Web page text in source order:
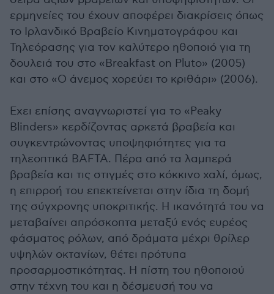
ερμηνείες του έχουν αποφέρει διακρίσεις όπως
το Ιρλανδικό Βραβείο Κινηματογράφου και
Τηλεόρασης για τον καλύτερο ηθοποιό για τη
δουλειά του στο «Breakfast on Pluto» (2005)
και στο «Ο άνεμος χορεύει το κριθάρι» (2006).
Εχει επίσης αναγνωριστεί για το «Peaky
Blinders» κερδίζοντας αρκετά βραβεία και
συγκεντρώνοντας υποψηφιότητες για τα
τηλεοπτικά BAFTA. Πέρα από τα λαμπερά
βραβεία και τις στιγμές στο κόκκινο χαλί, όμως,
η επιρροή του επεκτείνεται στην ίδια τη δομή
της σύγχρονης υποκριτικής. Η ικανότητά του να
μεταβαίνει απρόσκοπτα μεταξύ ενός ευρέος
φάσματος ρόλων, από δράματα μέχρι θρίλερ
υψηλών οκτανίων, θέτει πρότυπα
προσαρμοστικότητας. Η πίστη του ηθοποιού
στην τέχνη του και η δέσμευσή του να